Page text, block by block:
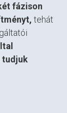
fázison
tehát
tudjuk